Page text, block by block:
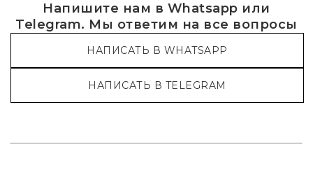
Напишите нам в Whatsapp или
Telegram. Мы ответим на все вопросы
НАПИСАТЬ В WHATSAPP
НАПИСАТЬ В TELEGRAM